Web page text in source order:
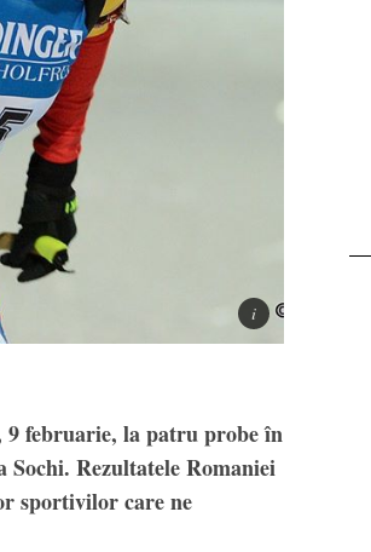
februarie, la patru probe în
Rezultatele Romaniei
sportivilor care ne